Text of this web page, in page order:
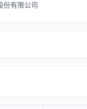
份有限公司